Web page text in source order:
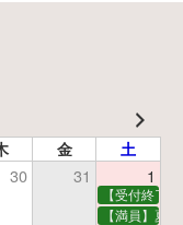
金 土
30 31 1
【受付終了
【満員】夏